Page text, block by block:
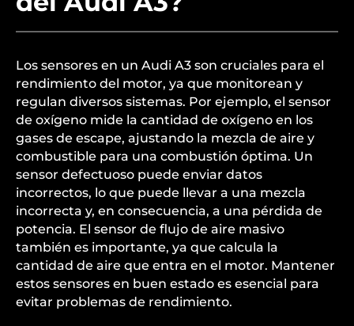
Los sensores en un Audi A3 son cruciales para el
rendimiento del motor, ya que monitorean y
regulan diversos sistemas. Por ejemplo, el sensor
de oxígeno mide la cantidad de oxígeno en los
gases de escape, ajustando la mezcla de aire y
combustible para una combustión óptima. Un
sensor defectuoso puede enviar datos
incorrectos, lo que puede llevar a una mezcla
incorrecta y, en consecuencia, a una pérdida de
potencia. El sensor de flujo de aire masivo
también es importante, ya que calcula la
cantidad de aire que entra en el motor. Mantener
estos sensores en buen estado es esencial para
evitar problemas de rendimiento.